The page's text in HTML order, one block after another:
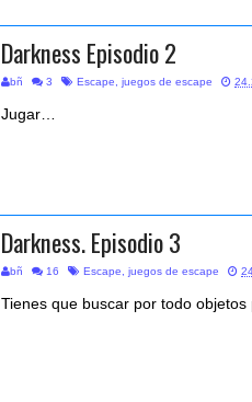
Darkness Episodio 2
bñ 3 Escape juegos de escape
Jugar…
Darkness. Episodio 3
bñ 16 Escape juegos de escape
Tienes que buscar por todo